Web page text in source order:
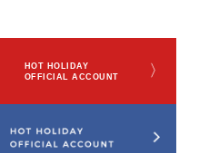
HOT HOLIDAY
OFFICIAL ACCOUNT
〉